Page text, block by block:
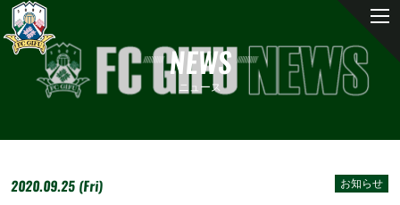
NEWS
ニュース
2020.09.25 (Fri) お知らせ